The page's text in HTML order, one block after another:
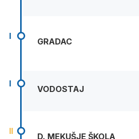
I
GRADAC
I
VODOSTAJ
II
D. MEKUŠJE ŠKOLA